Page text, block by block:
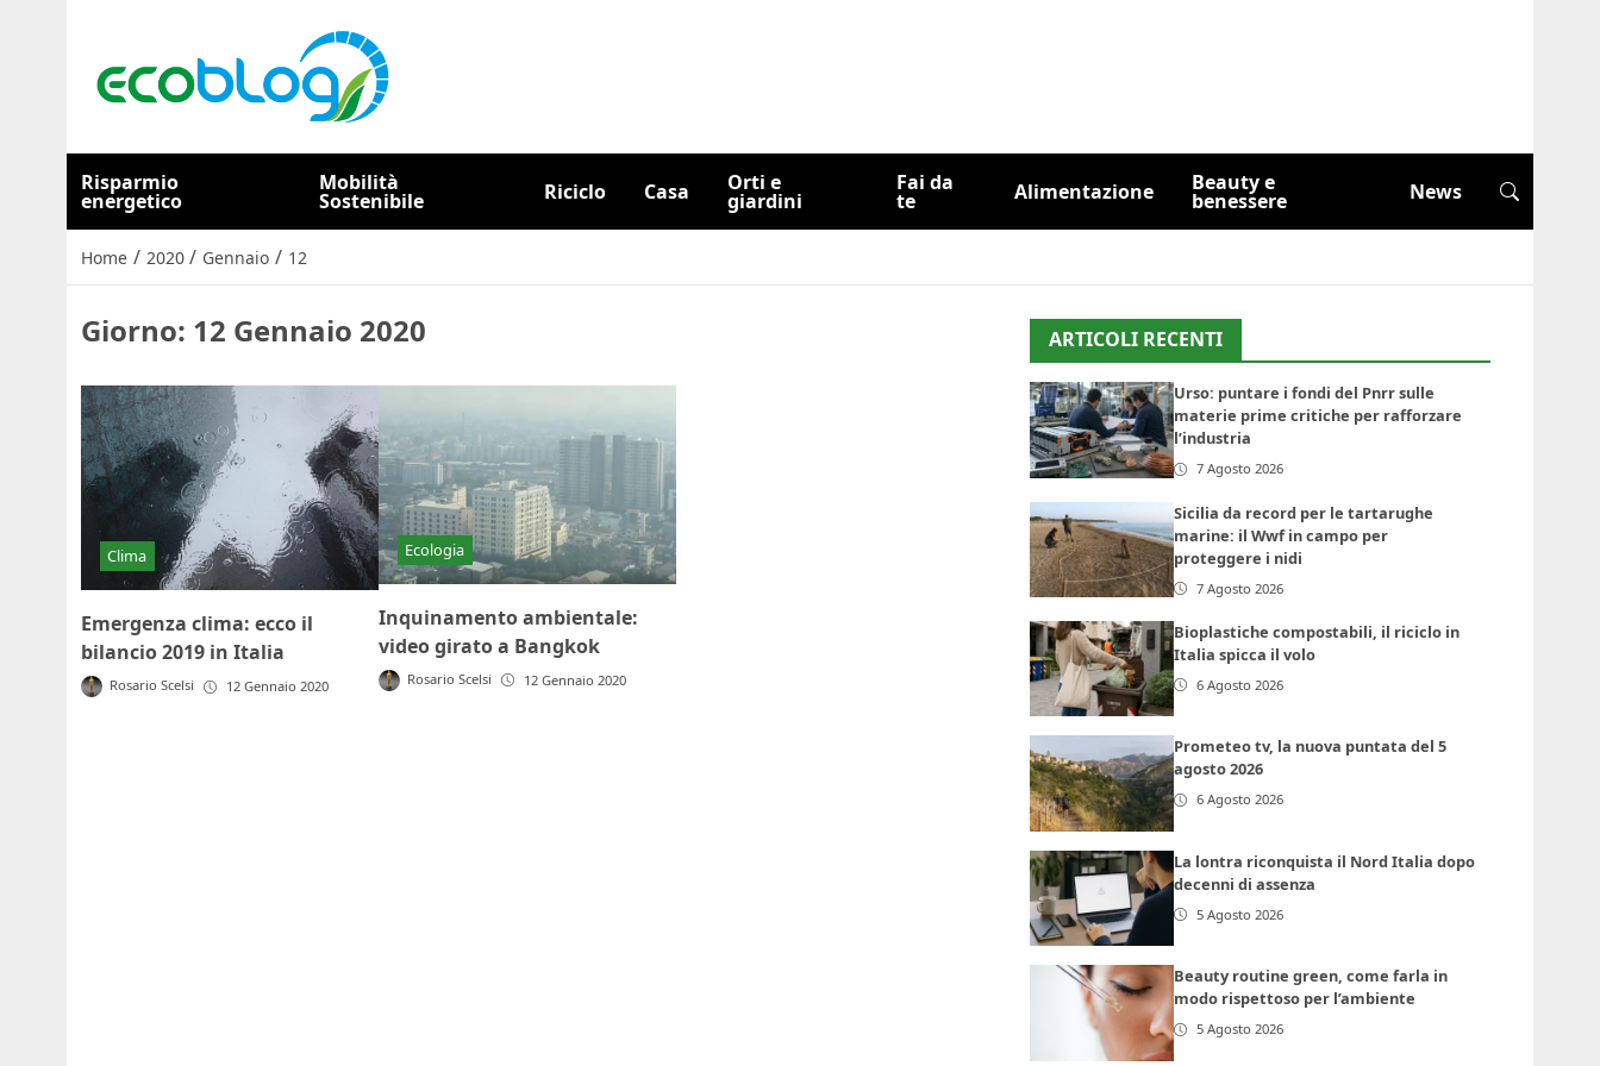
Risparmio
energetico
Mobilità
Sostenibile Riciclo Casa Orti e
giardini
Fai da
te Alimentazione Beauty e
benessere News
Home / 2020 / Gennaio / 12
Giorno: 12 Gennaio 2020
Clima
Emergenza clima: ecco il
bilancio 2019 in Italia
Rosario Scelsi 12 Gennaio 2020
Ecologia
Inquinamento ambientale:
video girato a Bangkok
Rosario Scelsi 12 Gennaio 2020
ARTICOLI RECENTI
Urso: puntare i fondi del Pnrr sulle
materie prime critiche per rafforzare
l’industria
7 Agosto 2026
Sicilia da record per le tartarughe
marine: il Wwf in campo per
proteggere i nidi
7 Agosto 2026
Bioplastiche compostabili, il riciclo in
Italia spicca il volo
6 Agosto 2026
Prometeo tv, la nuova puntata del 5
agosto 2026
6 Agosto 2026
La lontra riconquista il Nord Italia dopo
decenni di assenza
5 Agosto 2026
Beauty routine green, come farla in
modo rispettoso per l’ambiente
5 Agosto 2026